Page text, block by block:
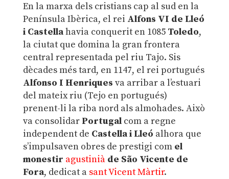
En la marxa dels cristians cap al sud en la
Península Ibèrica, el rei Alfons VI de Lleó
i Castellahavia conquerit en 1085 Toledo,
la ciutat que domina la gran frontera
central representada pel riu Tajo. Sis
dècades més tard, en 1147, el rei portugués
Alfonso I Henriques va arribar a l’estuari
del mateix riu (Tejo en portugués)
prenent-li la riba nord als almohades. Això
va consolidar Portugalcom a regne
independent de Castella i Lleó alhora que
s’impulsaven obres de prestigi com el
monestir agustiniàde São Vicente de
Fora, dedicat a sant Vicent Màrtir.